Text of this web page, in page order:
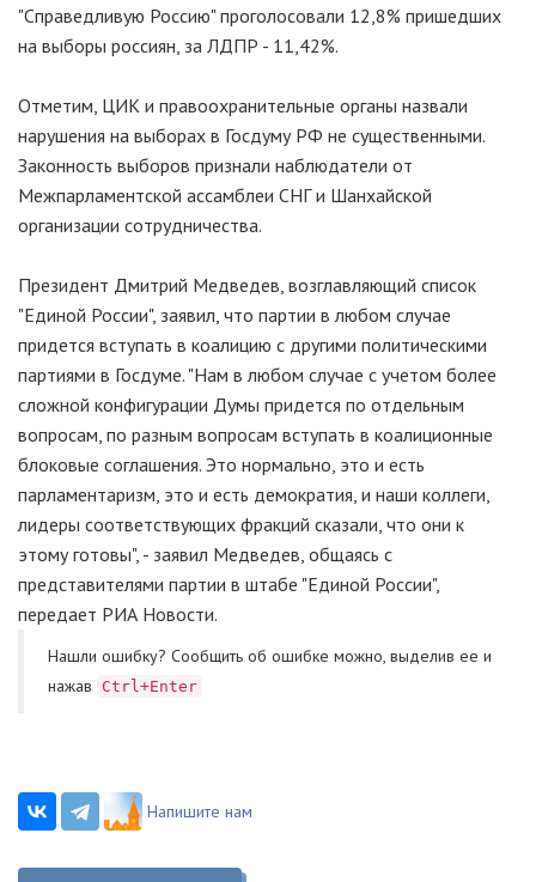
"Справедливую Россию" проголосовали 12,8% пришедших
на выборы россиян, за ЛДПР - 11,42%.
Отметим, ЦИК и правоохранительные органы назвали
нарушения на выборах в Госдуму РФ не существенными.
Законность выборов признали наблюдатели от
Межпарламентской ассамблеи СНГ и Шанхайской
организации сотрудничества.
Президент Дмитрий Медведев, возглавляющий список
"Единой России", заявил, что партии в любом случае
придется вступать в коалицию с другими политическими
партиями в Госдуме. "Нам в любом случае с учетом более
сложной конфигурации Думы придется по отдельным
вопросам, по разным вопросам вступать в коалиционные
блоковые соглашения. Это нормально, это и есть
парламентаризм, это и есть демократия, и наши коллеги,
лидеры соответствующих фракций сказали, что они к
этому готовы", - заявил Медведев, общаясь с
представителями партии в штабе "Единой России",
передает РИА Новости.
Нашли ошибку? Cообщить об ошибке можно, выделив ее и
нажав
Ctrl+Enter
Напишите нам